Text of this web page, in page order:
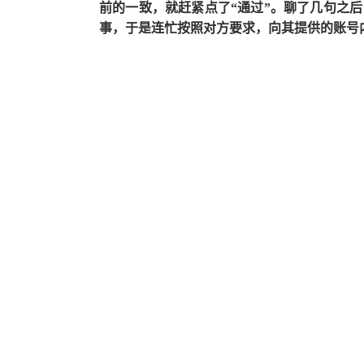
前的一致，就赶紧点了“通过”。聊了几句之
事，于是连忙按照对方要求，向其提供的账